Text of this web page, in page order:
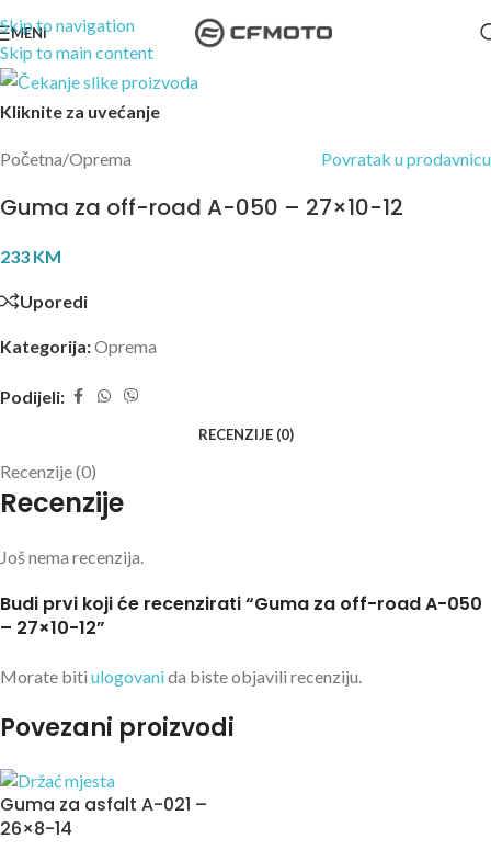
Skip to navigation
Skip to main content
MENI
Kliknite za uvećanje
Početna/Oprema Povratak u prodavnicu
Guma za off-road A-050 – 27×10-12
233 KM
Uporedi
Kategorija:Oprema
Podijeli:
RECENZIJE (0)
Recenzije (0)
Recenzije
Još nema recenzija.
Budi prvi koji će recenzirati “Guma za off-road A-050
– 27×10-12”
Morate biti ulogovanida biste objavili recenziju.
Povezani proizvodi
Guma za asfalt A-021 –
26×8-14